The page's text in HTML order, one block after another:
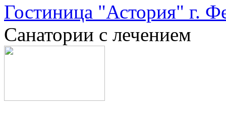
Гостиница "Астория" г.
Санатории с лечением